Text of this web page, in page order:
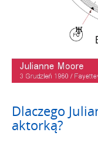
Dlaczego
aktorką?